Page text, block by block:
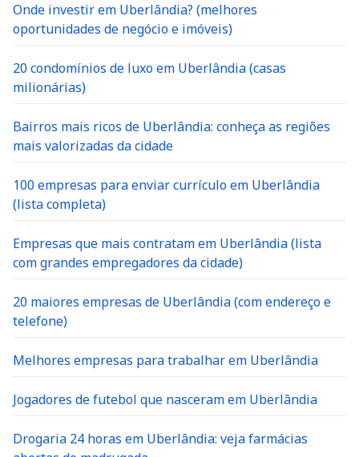
Onde investir em Uberlândia? (melhores
oportunidades de negócio e imóveis)
20 condomínios de luxo em Uberlândia (casas
milionárias)
Bairros mais ricos de Uberlândia: conheça as regiões
mais valorizadas da cidade
100 empresas para enviar currículo em Uberlândia
(lista completa)
Empresas que mais contratam em Uberlândia (lista
com grandes empregadores da cidade)
20 maiores empresas de Uberlândia (com endereço e
telefone)
Melhores empresas para trabalhar em Uberlândia
Jogadores de futebol que nasceram em Uberlândia
Drogaria 24 horas em Uberlândia: veja farmácias